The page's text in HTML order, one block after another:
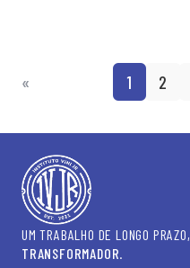
« 1 2
UM TRABALHO DE LONGO PRAZO,
TRANSFORMADOR.